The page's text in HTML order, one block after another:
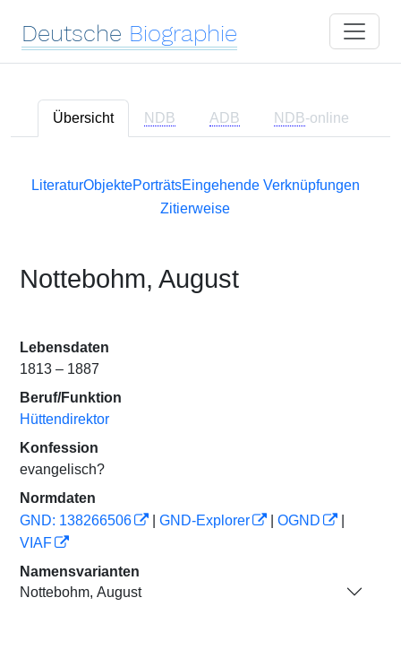
Deutsche Biographie
Übersicht NDB ADB NDB-online
LiteraturObjektePorträtsEingehende Verknüpfungen
Zitierweise
Nottebohm, August
Lebensdaten
1813 – 1887
Beruf/Funktion
Hüttendirektor
Konfession
evangelisch?
Normdaten
GND: 138266506
GND-Explorer OGND
VIAF
Namensvarianten
Nottebohm, August